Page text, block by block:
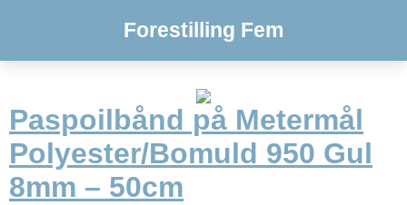
Forestilling Fem
Paspoilbånd på Metermål
Polyester/Bomuld 950 Gul
8mm – 50cm